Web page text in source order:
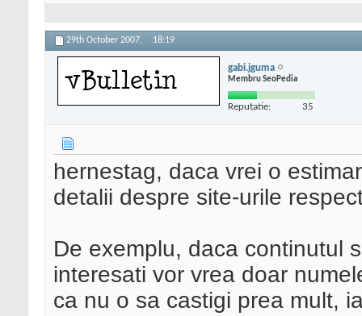
29th October 2007, 18:19
gabi.jguma
Membru SeoPedia
Reputatie: 35
hernestag, daca vrei o
detalii despre site-urile
De exemplu, daca continutul
interesati vor vrea doar
ca nu o sa castigi prea mult,